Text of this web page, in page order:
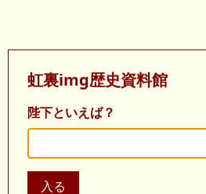
虹裏img歴史資料館
陛下といえば？
入る